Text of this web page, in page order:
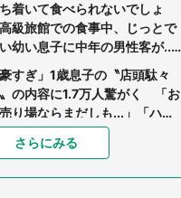
ち着いて食べられないでしょ
級旅館での食事中、じっとで
幼い息子に中年の男性客が...
京都・40代男性）
豪すぎ」1歳息子の〝店頭駄々
の内容に1.7万人驚がく 「お
り場ならまだしも...」「ハー
高い」
りにも四角すぎる猫、激写され
これもう座布団だろ」「食パ
」と1.4万人困惑
さらにみる